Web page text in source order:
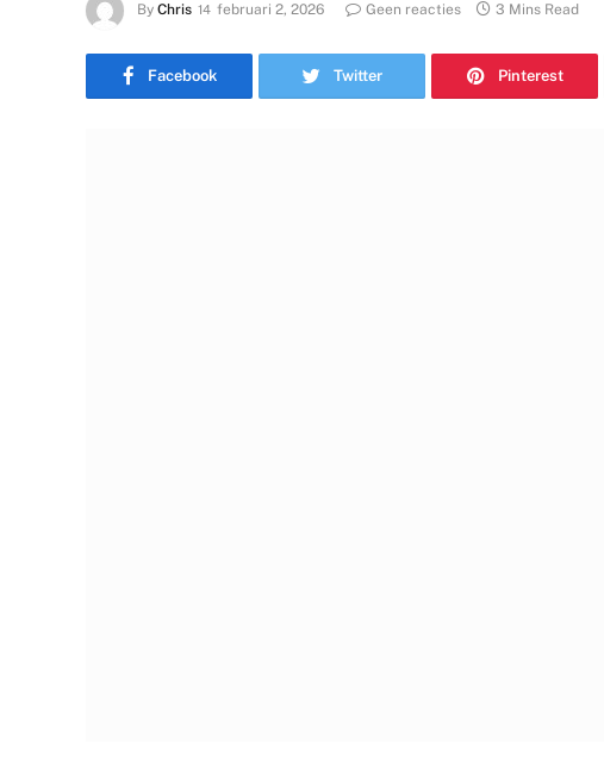
By Chris februari 2, 2026 Geen reacties 3 Mins Read
Facebook Twitter Pinterest